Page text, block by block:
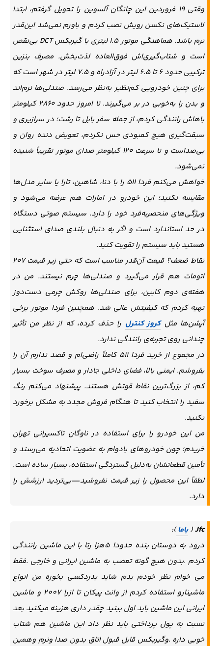
وقتی ۱۹ فروردین این چانگان آلسوین را تحویل گرفتم، ابتدا
لاستیک‌های نکسن رویش نصب کردم و باورم نمی‌شد این‌قدر
نرم باشد. هماهنگی موتور ۱.۵ لیتری با گیربکس DCT بی‌نقص
است و شتاب‌گیری‌اش فوق‌العاده لذت‌بخش. مصرف بنزین
ترکیبی حدود ۶ تا ۶.۵ لیتر در آزادراه و ۷.۵ لیتر در شهر است که
برای چنین خودرویی کم‌نظیر به‌نظر می‌رسد. صندلی‌ها نرم‌اند
و بدن را به‌خوبی در بر می‌گیرند. تا امروز حدود ۲۸۶۰ کیلومتر
باهاش رانندگی کردم، از جمله سفر بابل تا رشت؛ در سرازیری و
سبقت‌گیری هیچ کمبودی حس نکردم، تعویض دنده روان و
بی‌صداست و تا سرعت ۱۲۰ کیلومتر صدای موتور تقریباً شنیده
نمی‌شود.
خواهش می‌کنم فردا ۵۱۱ را با دنا، شاهین، تارا یا سایر مدل‌ها
مقایسه نکنید؛ این خودرو در امارات هم عرضه می‌شود و
ویژگی‌های منحصربه‌فرد خود را دارد. سیستم صوتی دستگاه
در حد استاندارد است و اگر به دنبال بلندی صدای استثنایی
هستید باید سیستم را تقویت کنید.
نقاط ضعف؟ قیمت آن‌قدر مناسب است که حتی زیر قیمت ۲۰۷
اتومات هم قرار می‌گیرد و صندلی‌ها چرم نیستند. من در
هفته‌ی دوم کابین، برای صندلی‌ها روکش چرمی دست‌دوز
تهیه کردم که کیفیتش عالی شد. همچنین فردا موتور برخی
آپشن‌ها مثلکروز کنترل را حذف کرده، که از نظر من تأثیر
چندانی روی تجربه‌ی رانندگی ندارد.
در مجموع از خرید فردا ۵۱۱ کاملاً راضی‌ام و قصد ندارم آن را
بفروشم. ایمنی بالا، فضای داخلی جادار و مصرف سوخت بسیار
کم، از بزرگ‌ترین نقاط قوتش هستند. پیشنهاد می‌کنم رنگ
سفید را انتخاب کنید تا هنگام فروش مجدد به مشکل برخورد
نکنید.
من این خودرو را برای استفاده در ناوگان تاکسیرانی تهران
خریدم؛ چون خودروهای بادوام به عضویت اتحادیه می‌رسند و
تأمین قطعاتشان به‌دلیل گستردگی استفاده، بسیار ساده است.
لطفاً این محصول را زیر قیمت نفروشید—بی‌تردید ارزشش را
دارد.
Jfc
(باما):
درود به دوستان بنده حدودا 5هزا رتا با این ماشین رانندگی
کردم .بدون هیچ گونه تعصب به ماشین ایرانی و خارجی .فقط
می خوام نظر خودم بدم شاید بدردکسی بخوره من انواع
ماشینارو استفاده کردم از وانت پیکان تا ازرا 2007 و ماشین
ایرانی این ماشین باید اول ببنید چقدر داری هزینه میکنید بعد
نسبت به پول پرداختی باید نظر داد این ماشین هم شتاب
خوبی داره .وگیربکس قابل قبول اتاق بدون صدا ونرم وهمین